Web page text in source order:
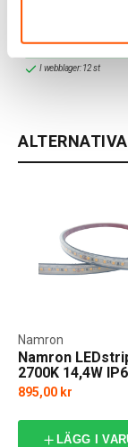
I webblager: 12 st
Namron
2700K 14,4W
Namron
895,00 kr
LÄGG I